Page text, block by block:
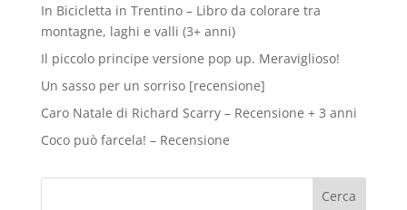
In Bicicletta in Trentino – Libro da colorare tra
montagne, laghi e valli (3+ anni)
Il piccolo principe versione pop up. Meraviglioso!
Un sasso per un sorriso [recensione]
Caro Natale di Richard Scarry – Recensione + 3 anni
Coco può farcela! – Recensione